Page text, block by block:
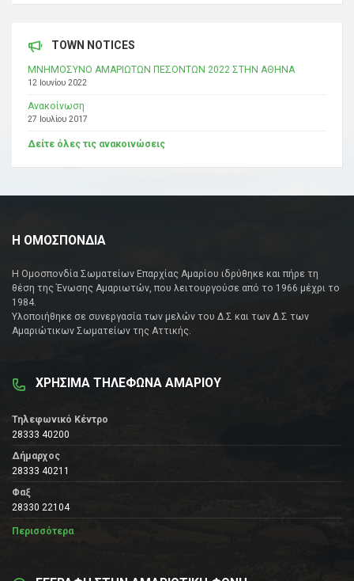
TOWN NOTICES
ΜΝΗΜΟΣΥΝΟ ΑΜΑΡΙΩΤΩΝ ΠΕΣΟΝΤΩΝ 2022 ΣΤΗΝ ΑΘΗΝΑ
12 Ιουνίου 2022
Ανακοίνωση
27 Ιουλίου 2017
Δείτε όλες τις ανακοινώσεις
Η ΟΜΟΣΠΟΝΔΙΑ
Η Ομοσπονδία Σωματείων Επαρχίας Αμαρίου ιδρύθηκε και πήρε τη
θέση της Ένωσης Αμαριωτών, που λειτουργούσε από το 1966 μέχρι το
1984.
Υλοποιήθηκε σε συνεργασία των μελών του Δ.Σ και των Δ.Σ των
Αμαριώτικων Σωματείων της Αττικής.
ΧΡΗΣΙΜΑ ΤΗΛΕΦΩΝΑ ΑΜΑΡΙΟΥ
Τηλεφωνικό Κέντρο
28333 40200
Δήμαρχος
28333 40211
Φαξ
28330 22104
Περισσότερα